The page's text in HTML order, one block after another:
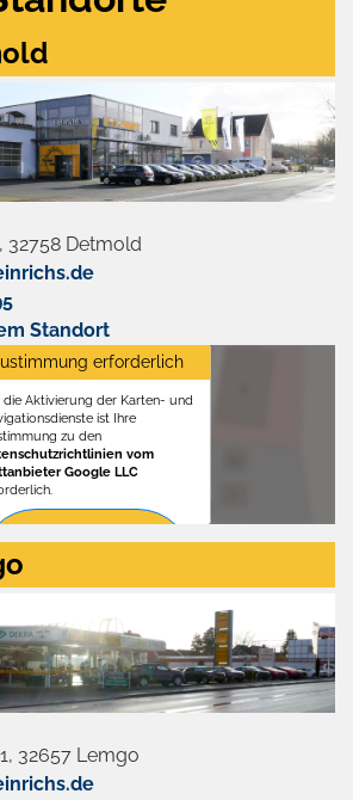
32758 Detmold
Standort
Detmold
erforderlich
die Aktivierung der Karten- und
ist Ihre
zu den
vom
Google LLC
Zustimmen
aktivieren
32657 Lemgo